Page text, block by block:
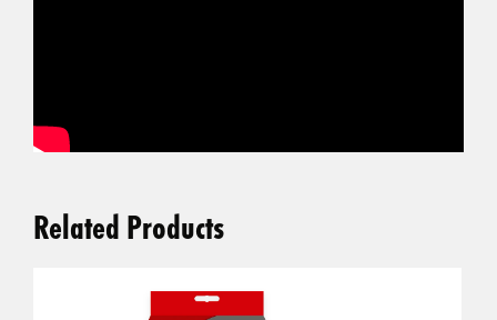
Related Products